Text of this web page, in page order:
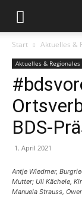
Start Aktuelles &
Aktuelles & Regionales
BDS-
1. April 2021
Antje Wiedmer,
Mutter; Uli Kächele,
Manuela Strauss,